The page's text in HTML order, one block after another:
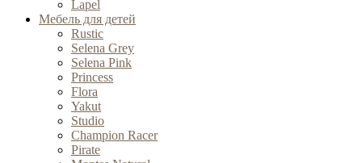
Lapel
Мебель для детей
Rustic
Selena Grey
Selena Pink
Princess
Flora
Yakut
Studio
Champion Racer
Pirate